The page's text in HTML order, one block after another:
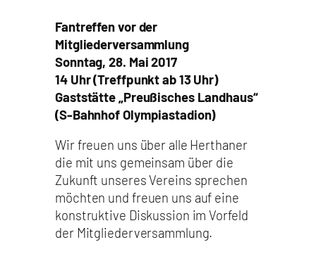
Fantreffen vor der
Mitgliederversammlung
Sonntag, 28. Mai 2017
14 Uhr (Treffpunkt ab 13 Uhr)
Gaststätte „Preußisches Landhaus“
(S-Bahnhof Olympiastadion)
Wir freuen uns über alle Herthaner
die mit uns gemeinsam über die
Zukunft unseres Vereins sprechen
möchten und freuen uns auf eine
konstruktive Diskussion im Vorfeld
der Mitgliederversammlung.